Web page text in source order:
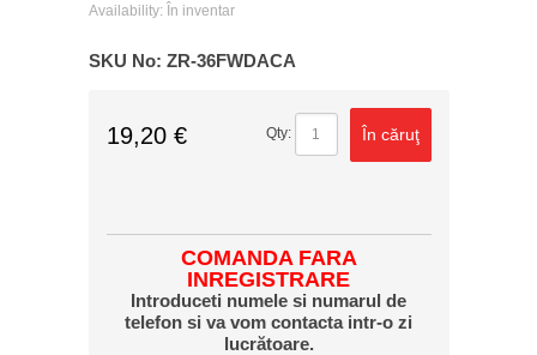
Availability: În inventar
SKU No: ZR-36FWDACA
19,20 € Qty: În căruţ
COMANDA FARA
INREGISTRARE
Introduceti numele si numarul de
telefon si va vom contacta intr-o zi
lucrătoare.